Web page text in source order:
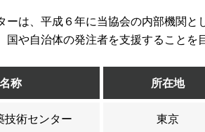
は、平成６年に当協会の内部機関と
国や自治体の発注者を支援することを
名称 所在地
技術センター 東京